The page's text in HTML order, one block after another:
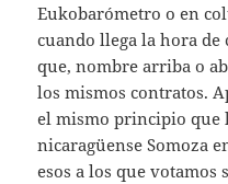
Eukobarómetro o en
cuando llega la hora de
que, nombre arriba o
los mismos contratos.
el mismo principio que
nicaragüense Somoza
esos a los que